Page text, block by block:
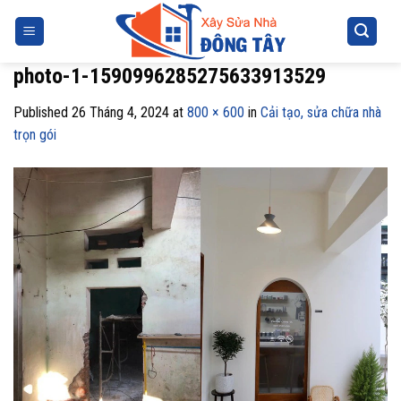
photo-1-1590996285275633913529
Published 26 Tháng 4, 2024 at 800 × 600 in Cải tạo, sửa chữa nhà
trọn gói